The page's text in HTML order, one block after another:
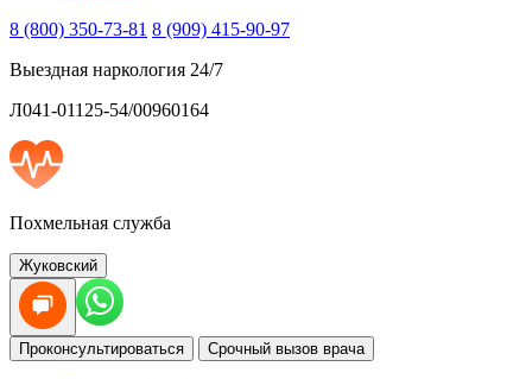
8 (800) 350-73-81 8 (909) 415-90-97
Выездная наркология 24/7
Л041-01125-54/00960164
Похмельная служба
Жуковский
Проконсультироваться Срочный вызов врача